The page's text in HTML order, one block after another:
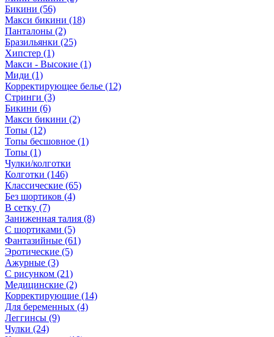
Бикини (56)
Макси бикини (18)
Панталоны (2)
Бразильянки (25)
Хипстер (1)
Макси - Высокие (1)
Миди (1)
Корректирующее белье (12)
Стринги (3)
Бикини (6)
Макси бикини (2)
Топы (12)
Топы бесшовное (1)
Топы (1)
Чулки/колготки
Колготки (146)
Классические (65)
Без шортиков (4)
В сетку (7)
Заниженная талия (8)
C шортиками (5)
Фантазийные (61)
Эротические (5)
Ажурные (3)
С рисунком (21)
Медицинские (2)
Корректирующие (14)
Для беременных (4)
Леггинсы (9)
Чулки (24)